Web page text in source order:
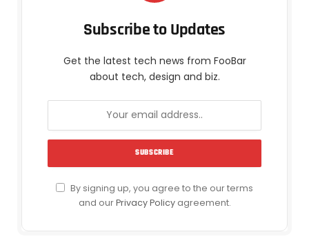
Subscribe to Updates
Get the latest tech news from FooBar
about tech, design and biz.
By signing up, you agree to the our terms
and ourPrivacy Policyagreement.